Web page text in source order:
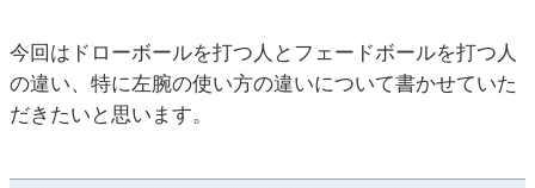
今回はドローボールを打つ人とフェードボールを打つ人
の違い、特に左腕の使い方の違いについて書かせていた
だきたいと思います。